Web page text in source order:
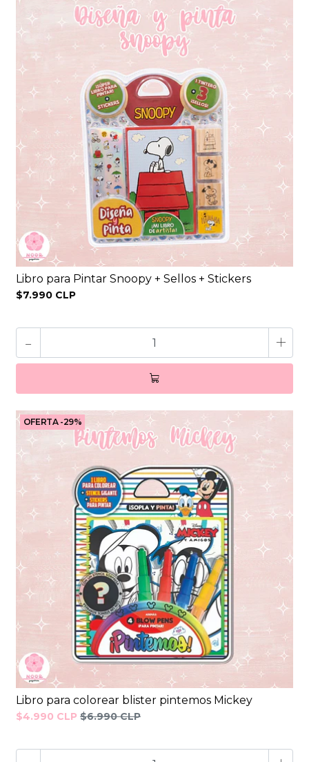
Libro para Pintar Snoopy + Sellos + Stickers
$7.990 CLP
- +
OFERTA -29%
Libro para colorear blister pintemos Mickey
$4.990 CLP $6.990 CLP